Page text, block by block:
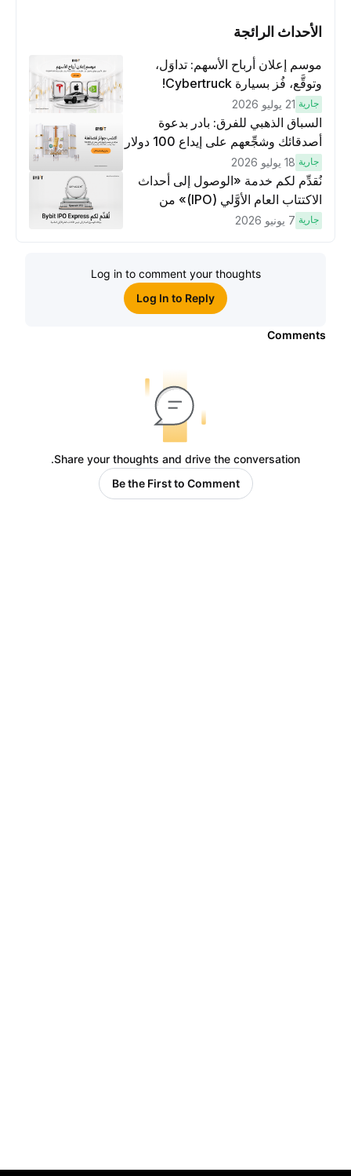
الأحداث الرائجة
موسم إعلان أرباح الأسهم: تداوَل،
وتوقَّع، فُز بسيارة Cybertruck!
جارية 21 يوليو 2026
السباق الذهبي للفرق: بادر بدعوة
أصدقائك وشجِّعهم على إيداع 100 دولار
لكسَب مكافآت مُضاعَفة
جارية 18 يوليو 2026
نُقدِّم لكم خدمة «الوصول إلى أحداث
الاكتتاب العام الأوَّلي (IPO)» من
Bybit، بوابتك للوصول المبكر إلى فرص
جارية 7 يونيو 2026
Log in to comment your thoughts
Log In to Reply
Comments
Share your thoughts and drive the conversation.
Be the First to Comment